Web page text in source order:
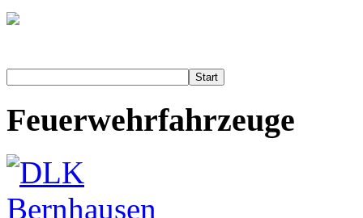
Start
Feuerwehrfahrzeuge